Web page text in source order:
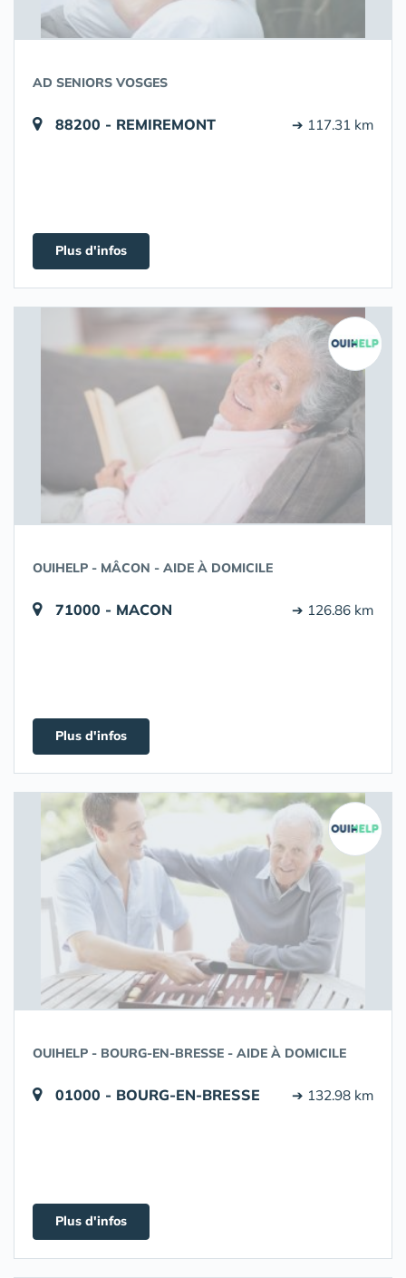
AD SENIORS VOSGES
88200 - REMIREMONT ➔ 117.31 km
Plus d'infos
OUIHELP - MÂCON - AIDE À DOMICILE
71000 - MACON ➔ 126.86 km
Plus d'infos
OUIHELP - BOURG-EN-BRESSE - AIDE À DOMICILE
01000 - BOURG-EN-BRESSE ➔ 132.98 km
Plus d'infos